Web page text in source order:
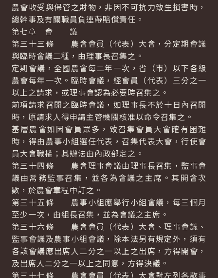
農會收受與保管之財物，非因不可抗力致生損害時，
總幹事及有關職員負連帶賠償責任。
第七章 會 議
第三十三條 農會會員（代表）大會，分定期會議
與臨時會議二種，由理事長召集之。
定期會議，全國農會每二年一次，省（市）以下各級
農會每年一次。臨時會議，經會員（代表）三分之一
以上之請求，或理事會認為必要時召集之。
前項請求召開之臨時會議，如理事長不於十日內召開
時，原請求人得申請主管機關核准以命令召集之。
基層農會如因會員眾多，致召集會員大會確有困難
時，得由農事小組選任代表，召集代表大會，行使會
員大會職權；其辦法由內政部定之。
第三十四條 農會理事會議由理事長召集，監事會
議由常務監事召集，並各為會議之主席。其開會次
數，於農會章程中訂之。
第三十五條 農事小組應舉行小組會議，每三個月
至少一次，由組長召集，並為會議之主席。
第三十六條 農會會員（代表）大會、理事會議、
監事會議及農事小組會議，除本法另有規定外，須有
各該會議應出席人二分之一以上之出席，方得開會，
及出席人二分之一以上之同意，方得決議。
第三十七條 農會會員（代表）大會對左列各款事